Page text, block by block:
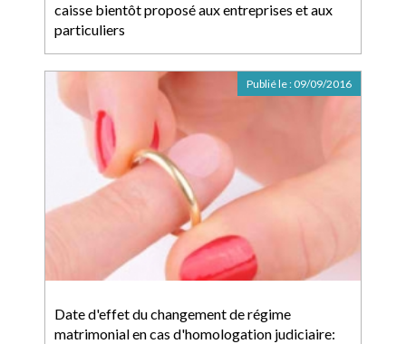
caisse bientôt proposé aux entreprises et aux
particuliers
Date d'effet du changement de régime
matrimonial en cas d'homologation judiciaire:
Publié le : 09/09/2016